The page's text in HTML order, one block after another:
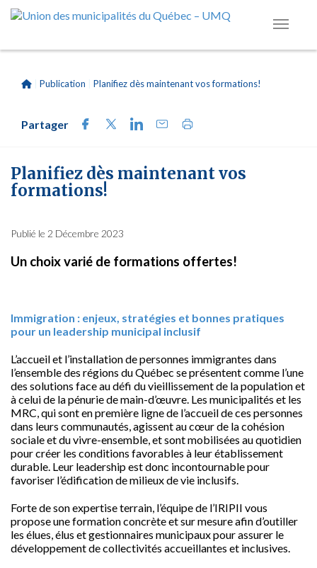
Publication Planifiez dès maintenant vos formations!
Partager
Planifiez dès maintenant vos
formations!
Publié le 2 Décembre 2023
Un choix varié de formations offertes!
Immigration : enjeux, stratégies et bonnes pratiques
pour un leadership municipal inclusif
L’accueil et l’installation de personnes immigrantes dans
l’ensemble des régions du Québec se présentent comme l’une
des solutions face au défi du vieillissement de la population et
à celui de la pénurie de main-d’œuvre. Les municipalités et les
MRC, qui sont en première ligne de l’accueil de ces personnes
dans leurs communautés, agissent au cœur de la cohésion
sociale et du vivre-ensemble, et sont mobilisées au quotidien
pour créer les conditions favorables à leur établissement
durable. Leur leadership est donc incontournable pour
favoriser l’édification de milieux de vie inclusifs.
Forte de son expertise terrain, l’équipe de l’IRIPII vous
propose une formation concrète et sur mesure afin d’outiller
les élues, élus et gestionnaires municipaux pour assurer le
développement de collectivités accueillantes et inclusives.